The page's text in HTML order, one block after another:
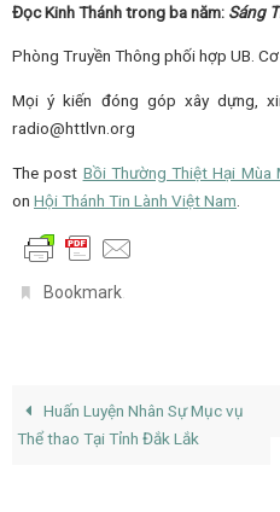
Đọc Kinh Thánh trong ba năm: Sáng
Phòng Truyền Thông phối hợp UB.
Mọi ý kiến đóng góp xây dựng,
radio@httlvn.org
The post Bồi Thường Thiệt Hại
on Hội Thánh Tin Lành Việt Nam
Bookmark.
Huấn Luyện Nhân Sự Mục vụ
Thể thao Tại Tỉnh Đắk Lắk